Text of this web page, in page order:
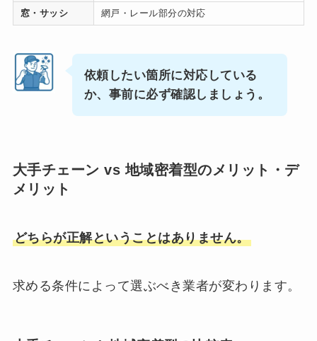
窓・サッシ 網戸・レール部分の対応
依頼したい箇所に対応している
か、事前に必ず確認しましょう。
大手チェーン vs 地域密着型のメリット・デ
メリット
どちらが正解ということはありません。
求める条件によって選ぶべき業者が変わります。